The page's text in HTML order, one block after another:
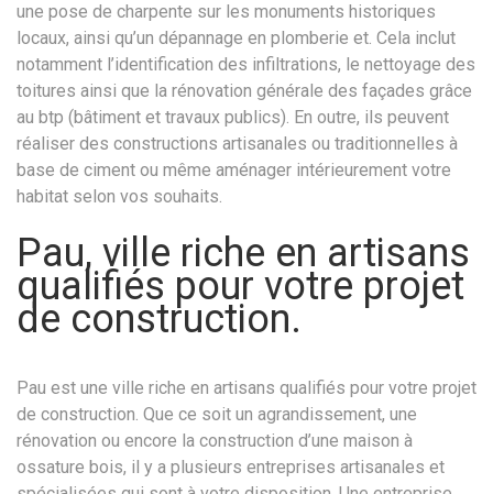
une pose de charpente sur les monuments historiques
locaux, ainsi qu’un dépannage en plomberie et. Cela inclut
notamment l’identification des infiltrations, le nettoyage des
toitures ainsi que la rénovation générale des façades grâce
au btp (bâtiment et travaux publics). En outre, ils peuvent
réaliser des constructions artisanales ou traditionnelles à
base de ciment ou même aménager intérieurement votre
habitat selon vos souhaits.
Pau, ville riche en artisans
qualifiés pour votre projet
de construction.
Pau est une ville riche en artisans qualifiés pour votre projet
de construction. Que ce soit un agrandissement, une
rénovation ou encore la construction d’une maison à
ossature bois, il y a plusieurs entreprises artisanales et